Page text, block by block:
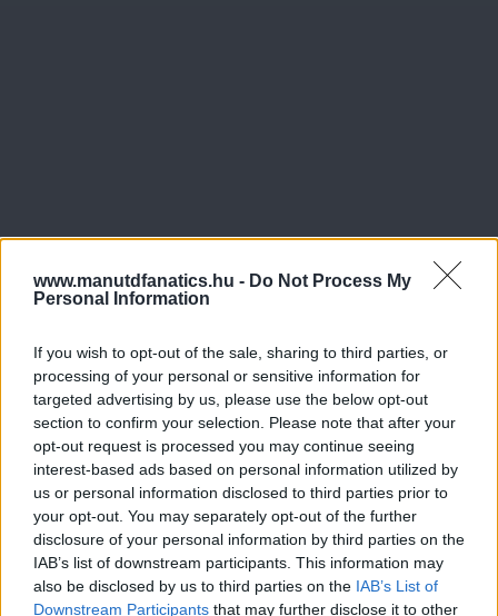
www.manutdfanatics.hu - Do Not Process My
Personal Information
If you wish to opt-out of the sale, sharing to third parties, or
processing of your personal or sensitive information for
targeted advertising by us, please use the below opt-out
section to confirm your selection. Please note that after your
opt-out request is processed you may continue seeing
interest-based ads based on personal information utilized by
us or personal information disclosed to third parties prior to
your opt-out. You may separately opt-out of the further
disclosure of your personal information by third parties on the
IAB’s list of downstream participants. This information may
also be disclosed by us to third parties on the IAB’s List of
Downstream Participants that may further disclose it to other